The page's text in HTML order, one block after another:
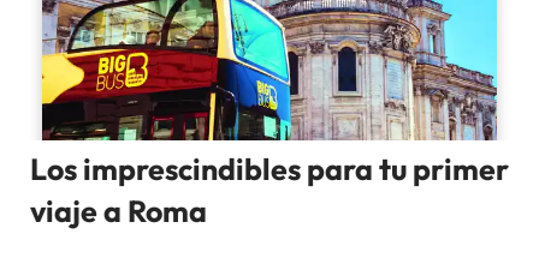
Los imprescindibles para tu primer
viaje a Roma